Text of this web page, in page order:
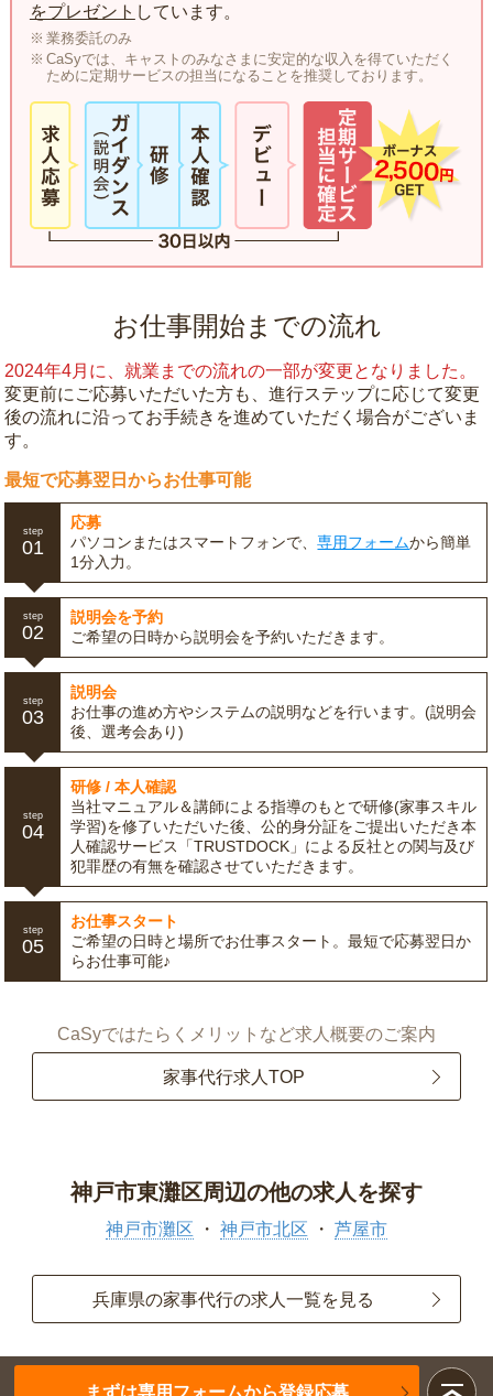
をプレゼント しています。
業務委託のみ
CaSyでは、キャストのみなさまに安定的な収入を得ていただく
ために定期サービスの担当になることを推奨しております。
お仕事開始までの流れ
2024年4月に、就業までの流れの一部が変更となりました。
変更前にご応募いただいた方も、進行ステップに応じて変更
後の流れに沿ってお手続きを進めていただく場合がございま
す。
最短で応募翌日からお仕事可能
step
01
応募
パソコンまたはスマートフォンで、専用フォームから簡単
1分入力。
step
02
説明会を予約
ご希望の日時から説明会を予約いただきます。
step
03
説明会
お仕事の進め方やシステムの説明などを行います。(説明会
後、選考会あり)
step
04
研修 / 本人確認
当社マニュアル＆講師による指導のもとで研修(家事スキル
学習)を修了いただいた後、公的身分証をご提出いただき本
人確認サービス「TRUSTDOCK」による反社との関与及び
犯罪歴の有無を確認させていただきます。
step
05
お仕事スタート
ご希望の日時と場所でお仕事スタート。最短で応募翌日か
らお仕事可能♪
CaSyではたらくメリットなど求人概要のご案内
家事代行求人TOP
神戸市東灘区周辺の他の求人を探す
神戸市灘区 神戸市北区 芦屋市
兵庫県の家事代行の求人一覧を見る